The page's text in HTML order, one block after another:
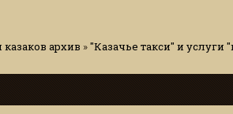
архив »"Казачье такси" и услуги